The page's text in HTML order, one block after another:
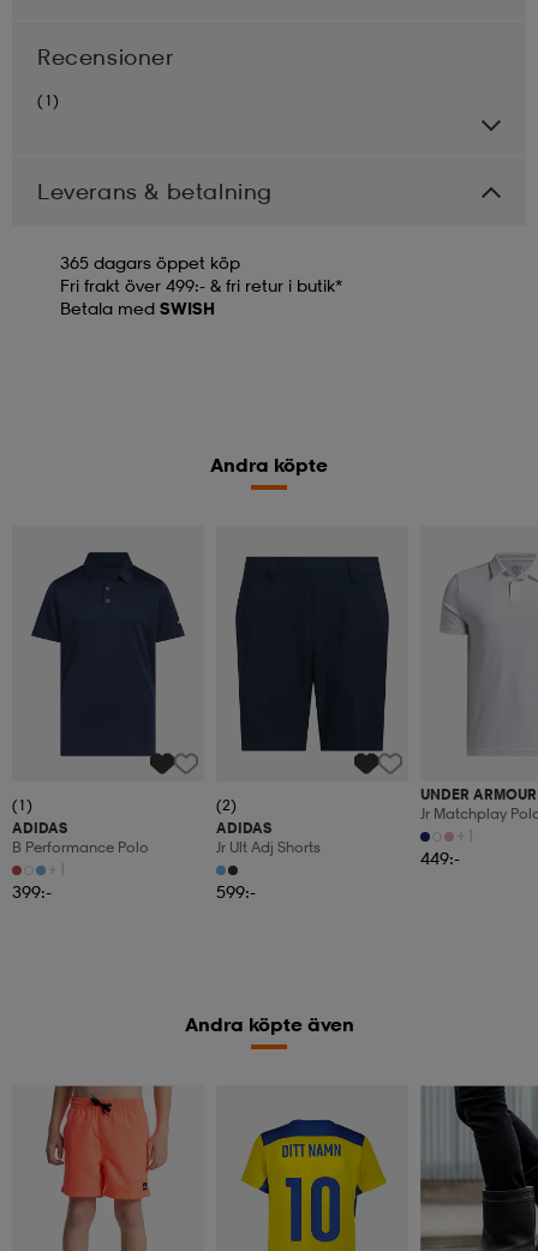
Recensioner
(1)
Leverans & betalning
365 dagars öppet köp
Fri frakt över 499:- & fri retur i butik*
Betala med SWISH
Andra köpte
(1)
ADIDAS
B Performance Polo
+1
399:-
(2)
ADIDAS
Jr Ult Adj Shorts
599:-
UNDER ARMOUR
Jr Matchplay
+1
449:-
Andra köpte även